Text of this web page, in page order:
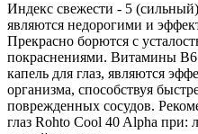
Индекс свежести - 5
являются недорогими и
Прекрасно борются с
покраснениями. Витамины B6
капель для глаз, являются
организма, способствуя
поврежденных сосудов.
глаз Rohto Cool 40 Alpha при: